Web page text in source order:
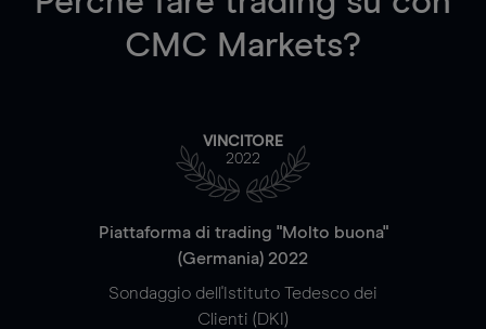
CMC Markets?
VINCITORE
2022
Piattaforma di trading "Molto buona"
(Germania) 2022
Sondaggio dell'Istituto Tedesco dei
Clienti (DKI)